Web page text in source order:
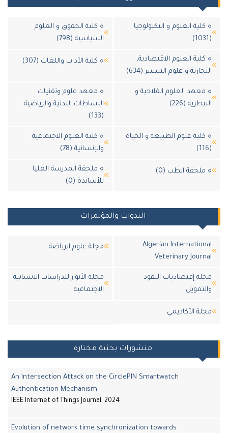
» كلية العلوم و التكنولوجيا
» كلية الحقوق و العلوم
السياسية (798)
» كلية العلوم الاقتصادية،
التجارية و علوم التسيير (634)
» كلية الآداب واللغات (307)
» معهد العلوم الفلاحية و
البيطرية (226)
» معهد علوم وتقنيات
النشاطات البدنية والرياضية
» كلية علوم الطبيعة و الحياة
» كلية العلوم الاجتماعية
والإنسانية (78)
» ملحقة الطب (0)
» ملحقة المدرسة العليا
للأساتذة (0)
الندوات والمؤتمرات
Algerian International
Veterinary Journal
مجلة علوم الرياضة
مجلة إقتصاديات النقود
والتمويل
مجلة الأنوار للدراسات الانسانية
الاجتماعية
مجلة اﻷكاديمي
منشورات بحثية مختارة
An Intersection Attack on the CirclePIN Smartwatch
Authentication Mechanism
IEEE Internet of Things Journal, 2024
Evolution of network time synchronization towards